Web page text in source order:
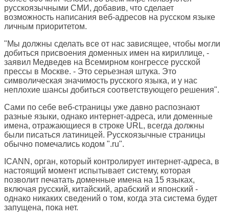
русскоязычными СМИ, добавив, что сделает
возможность написания веб-адресов на русском языке
личным приоритетом.
"Мы должны сделать все от нас зависящее, чтобы могли
добиться присвоения доменных имен на кириллице, -
заявил Медведев на Всемирном конгрессе русской
прессы в Москве. - Это серьезная штука. Это
символическая значимость русского языка, и у нас
неплохие шансы добиться соответствующего решения".
Сами по себе веб-страницы уже давно распознают
разные языки, однако интернет-адреса, или доменные
имена, отражающиеся в строке URL, всегда должны
были писаться латиницей. Русскоязычные страницы
обычно помечались кодом ".ru".
ICANN, орган, который контролирует интернет-адреса, в
настоящий момент испытывает систему, которая
позволит печатать доменные имена на 15 языках,
включая русский, китайский, арабский и японский -
однако никаких сведений о том, когда эта система будет
запущена, пока нет.